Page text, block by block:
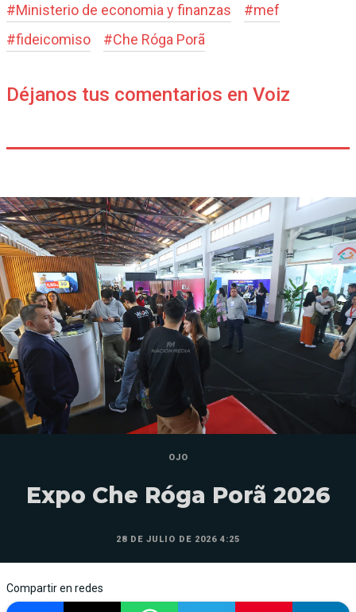
#Ministerio de economia y finanzas #mef
#fideicomiso #Che Róga Porã
Déjanos tus comentarios en Voiz
OJO
Expo Che Róga Porã 2026
28 DE JULIO DE 2026 4:25
Compartir en redes